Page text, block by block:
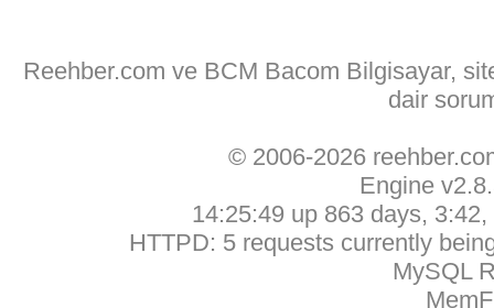
Reehber.com ve BCM Bacom Bilgisayar,
dair
© 2006-2026
Engine
14:25:49 up 863 days,
HTTPD: 5 requests currently
MySQL